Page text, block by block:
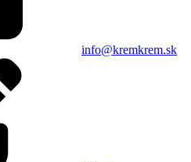
info@kremkrem.sk